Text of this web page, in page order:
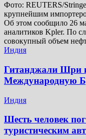
Фото: REUTERS/
крупнейшим
Об этом сообщило 26
аналитиков Kpler. По
совокупный объем
Индия
Гитанджали Шри
Международную
Индия
Шесть человек
туристическим